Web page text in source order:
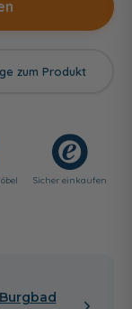
zum Produkt
Sicher einkaufen
Burgbad